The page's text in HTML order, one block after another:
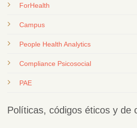
ForHealth
Campus
People Health Analytics
Compliance Psicosocial
PAE
Políticas, códigos éticos y de